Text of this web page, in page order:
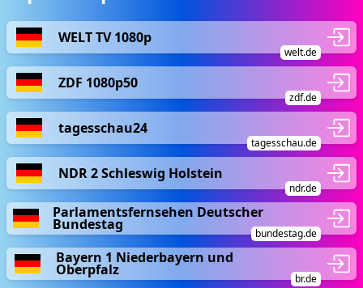
WELT TV 1080p
welt.de
ZDF 1080p50
zdf.de
tagesschau24
tagesschau.de
NDR 2 Schleswig Holstein
ndr.de
Parlamentsfernsehen Deutscher
Bundestag
bundestag.de
Bayern 1 Niederbayern und
Oberpfalz
br.de